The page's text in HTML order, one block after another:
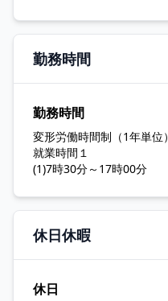
勤務時間
勤務時間
変形労働時間制（1年単位）
就業時間１
(1)7時30分～17時00分
休日休暇
休日